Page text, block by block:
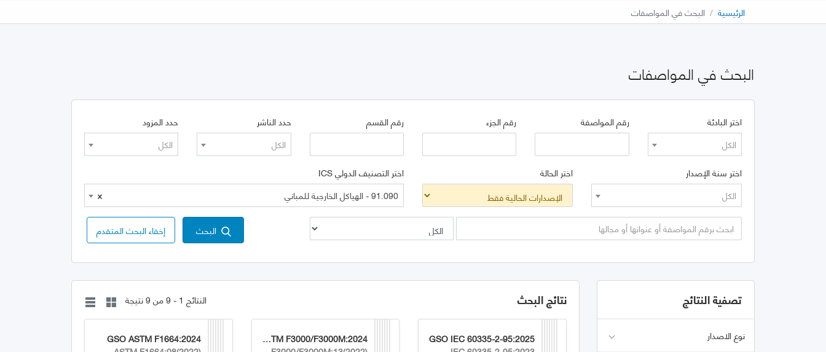
الرئيسية البحث في المواصفات
البحث في المواصفات
اختر البادئة
الكل
رقم المواصفة رقم الجزء رقم القسم
حدد الناشر
الكل
حدد المزود
الكل
اختر سنة الإصدار
الكل
اختر الحالة
اختر التصنيف الدولي ICS
×
91.090 - الهياكل الخارجية للمباني
البحث إخفاء البحث المتقدم
تصفية النتائج
نوع الاصدار
نتائج البحث النتائج 1 - 9 من 9 نتيجة
GSO IEC 60335-2-95:2025
GSO ASTM F3000/F3000M:2024
GSO ASTM F1664:2024